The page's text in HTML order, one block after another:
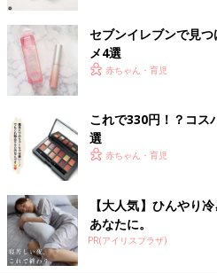
セブンイレブンで見
メ4選
赤ちゃん・育児
これで330円！？コス
選
赤ちゃん・育児
【大人気】ひんやり
あなたに。
PR(アイリスプラザ)